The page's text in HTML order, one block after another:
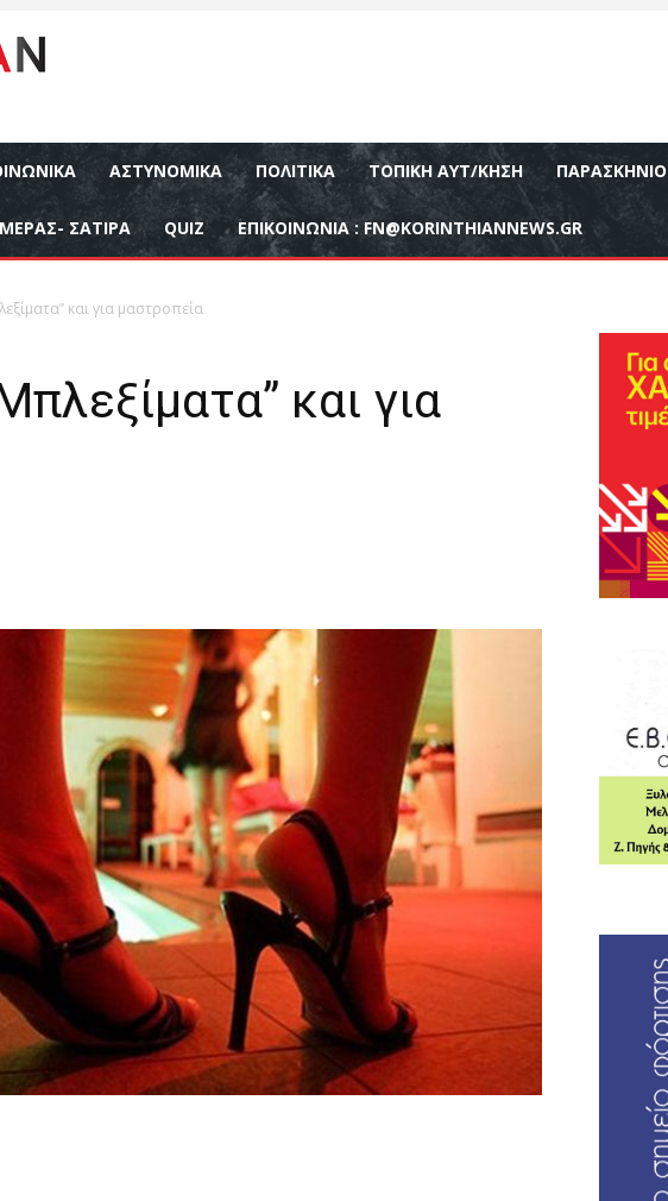
ΑΣΤΥΝΟΜΙΚΆ ΠΟΛΙΤΙΚΆ ΤΟΠΙΚΉ ΑΥΤ/ΚΗΣΗ ΠΑΡΑΣΚΉΝΙΟ
ΣΑΤΙΡΑ QUIZ ΕΠΙΚΟΙΝΩΝΊΑ : FN@KORINTHIANNEWS.GR
και για μαστροπεία
και για